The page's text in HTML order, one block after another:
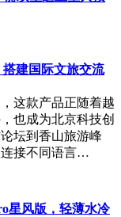
建国际文旅交流
这款产品正随着越
也成为北京科技创
坛到香山旅游峰
连接不同语言…
星风版，轻薄水冷